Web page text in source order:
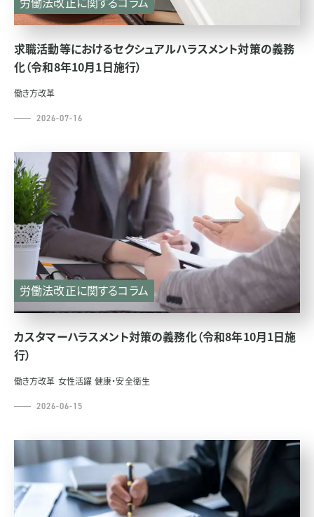
求職活動等におけるセクシュアルハラスメント対策の義務
化（令和8年10月1日施行）
働き方改革
2026-07-16
労働法改正に関するコラム
カスタマーハラスメント対策の義務化（令和8年10月1日施
行）
働き方改革 女性活躍 健康・安全衛生
2026-06-15